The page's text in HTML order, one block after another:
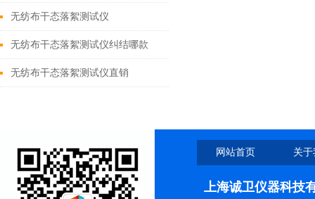
无纺布干态落絮测试仪
无纺布干态落絮测试仪纠结哪款
好？全面对比后你就知道了！上海
无纺布干态落絮测试仪直销
网站首页 关
上海诚卫仪器科技